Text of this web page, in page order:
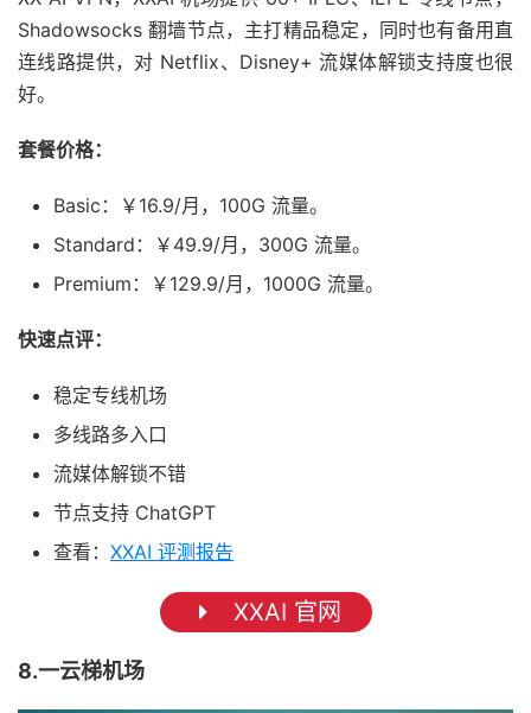
Shadowsocks 翻墙节点，主打精品稳定，同时也有备用直
连线路提供，对 Netflix、Disney+ 流媒体解锁支持度也很
好。
套餐价格：
Basic：￥16.9/月，100G 流量。
Standard：￥49.9/月，300G 流量。
Premium：￥129.9/月，1000G 流量。
快速点评：
稳定专线机场
多线路多入口
流媒体解锁不错
节点支持 ChatGPT
查看： XXAI 评测报告
XXAI 官网
8.一云梯机场